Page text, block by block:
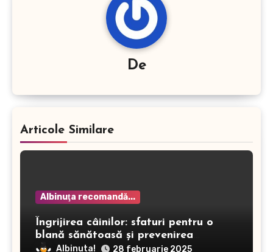
De
Articole Similare
Albinuţa recomandă...
Îngrijirea câinilor: sfaturi pentru o
blană sănătoasă și prevenirea
dermatitei
Albinuta! 28 februarie 2025